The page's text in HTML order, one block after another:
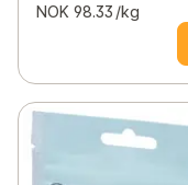
NOK 98.33 /kg